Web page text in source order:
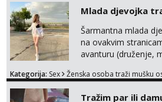
poljupce po tijelu
pale,obozavam kad
kontrolu . javi se :)
me tamo, cekam te!
Mlada djevojka
Šarmantna mlada
na ovakvim
avanturu (druženje,
Kategorija: Sex Ženska osoba traži mušku
Tražim par ili